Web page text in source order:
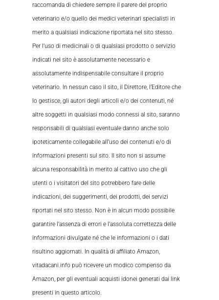
raccomanda di chiedere sempre il parere del proprio
veterinario e/o quello dei medici veterinari specialisti in
merito a qualsiasi indicazione riportata nel sito stesso.
Per l’uso di medicinali o di qualsiasi prodotto o servizio
indicati nel sito è assolutamente necessario e
assolutamente indispensabile consultare il proprio
veterinario. In nessun caso il sito, il Direttore, l’Editore che
lo gestisce, gli autori degli articoli e/o dei contenuti, né
altre soggetti in qualsiasi modo connessi al sito, saranno
responsabili di qualsiasi eventuale danno anche solo
ipoteticamente collegabile all’uso dei contenuti e/o di
informazioni presenti sul sito. Il sito non si assume
alcuna responsabilità in merito al cattivo uso che gli
utenti o i visitatori del sito potrebbero fare delle
indicazioni, dei suggerimenti, dei prodotti, dei servizi
riportati nel sito stesso. Non è in alcun modo possibile
garantire l’assenza di errori e l’assoluta correttezza delle
informazioni divulgate né che le informazioni o i dati
risultino aggiornati. In qualità di affiliato Amazon,
vitadacani.info può ricevere un modico compenso da
Amazon, per gli eventuali acquisti idonei generati dai link
presenti in questo articolo.